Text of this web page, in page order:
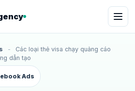
-
Các loại thẻ visa chạy quảng cáo
dẫn tạo
Ads